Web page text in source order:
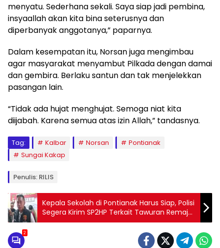
menyatu. Sederhana sekali. Saya siap jadi pembina,
insyaallah akan kita bina seterusnya dan
diperbanyak anggotanya,” paparnya.
Dalam kesempatan itu, Norsan juga mengimbau
agar masyarakat menyambut Pilkada dengan damai
dan gembira. Berlaku santun dan tak menjelekkan
pasangan lain.
“Tidak ada hujat menghujat. Semoga niat kita
diijabah. Karena semua atas izin Allah,” tandasnya.
Tag: Kalbar Norsan
Pontianak
Sungai Kakap
Penulis: RILIS
Kepala Sekolah di Pontianak Harus Siap, Polisi
Segera Kirim SP2HP Terkait Tawuran Remaja
Bersajam
2